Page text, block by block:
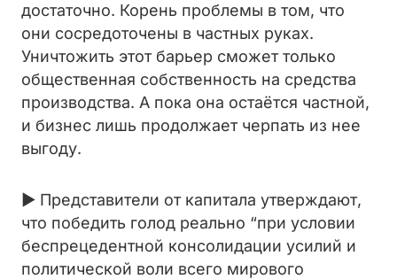
достаточно. Корень проблемы в том, что
они сосредоточены в частных руках.
Уничтожить этот барьер сможет только
общественная собственность на средства
производства. А пока она остаётся частной,
и бизнес лишь продолжает черпать из нее
выгоду.
► Представители от капитала утверждают,
что победить голод реально “при условии
беспрецедентной консолидации усилий и
политической воли всего мирового